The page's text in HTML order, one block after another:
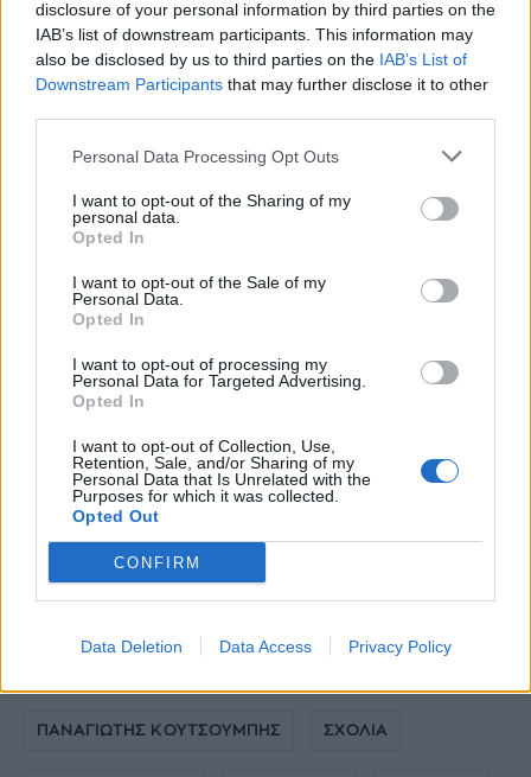
disclosure of your personal information by third parties on the
IAB’s list of downstream participants. This information may
also be disclosed by us to third parties on the IAB’s List of
Downstream Participants that may further disclose it to other
Personal Data Processing Opt Outs
I want to opt-out of the Sharing of my
personal data.
Opted In
I want to opt-out of the Sale of my
Personal Data.
Opted In
I want to opt-out of processing my
Personal Data for Targeted Advertising.
Opted In
I want to opt-out of Collection, Use,
Retention, Sale, and/or Sharing of my
Personal Data that Is Unrelated with the
Purposes for which it was collected.
Opted Out
CONFIRM
Data Deletion Data Access Privacy Policy
Το να μην σωπαίνουμε πια σε τέτοια σχόλια
είναι η αρχή για να αλλάξουν τα πράγματα κι
απολογείται για την εικόνα, τα κιλά ή την
ηλικία της. Σήμερα, το πραγματικά όμορφο
είναι να είσαι ο εαυτός σου, να στηρίζουμε η
μία την άλλη και να είμαστε με όποιον
θέλουμε, χωρίς να ζητάμε την άδεια κανενός.
ΠΑΝΑΓΙΩΤΗΣ ΚΟΥΤΣΟΥΜΠΗΣ ΣΧΟΛΙΑ